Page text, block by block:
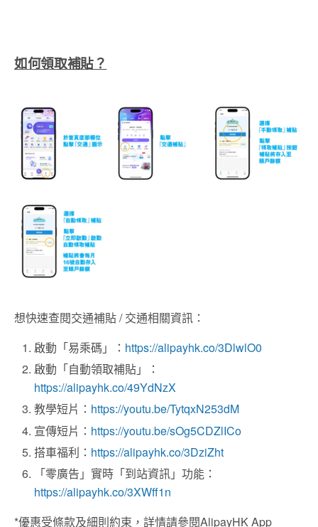
如何領取補貼？
想快速查閱交通補貼 / 交通相關資訊：
啟動「易乘碼」： https://alipayhk.co/3DlwlO0
啟動「自動領取補貼」：
https://alipayhk.co/49YdNzX
教學短片： https://youtu.be/TytqxN253dM
宣傳短片： https://youtu.be/sOg5CDZlICo
搭車福利： https://alipayhk.co/3DziZht
「零廣告」實時「到站資訊」功能：
https://alipayhk.co/3XWff1n
*優惠受條款及細則約束，詳情請參閱AlipayHK App